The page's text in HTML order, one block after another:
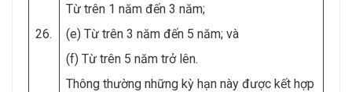
26.
Từ trên 1 năm đến 3 năm;
(e) Từ trên 3 năm đến 5 năm; và
(f) Từ trên 5 năm trở lên.
Thông thường những kỳ hạn này được kết hợp